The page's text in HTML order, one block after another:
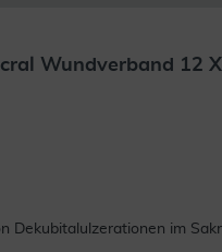
Wundverband 12
Dekubitalulzerationen im